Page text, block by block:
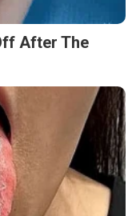
After The